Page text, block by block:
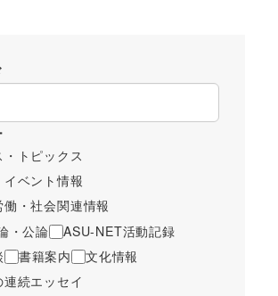
トピックス
ベント情報
・社会関連情報
・公論
ASU-NET活動記録
書籍案内
文化情報
続エッセイ